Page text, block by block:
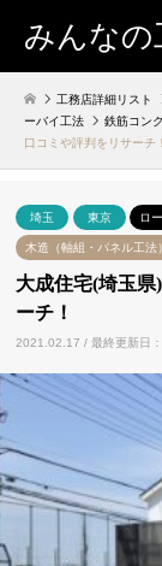
みんなの
工務店詳細リスト
ーバイ工法
鉄筋コン
口コミや評判をリサーチ！
埼玉 東京 ロ
木造（軸組・パネル工法）
大成住宅(埼玉
ーチ！
2021.02.17 / 最終更新日